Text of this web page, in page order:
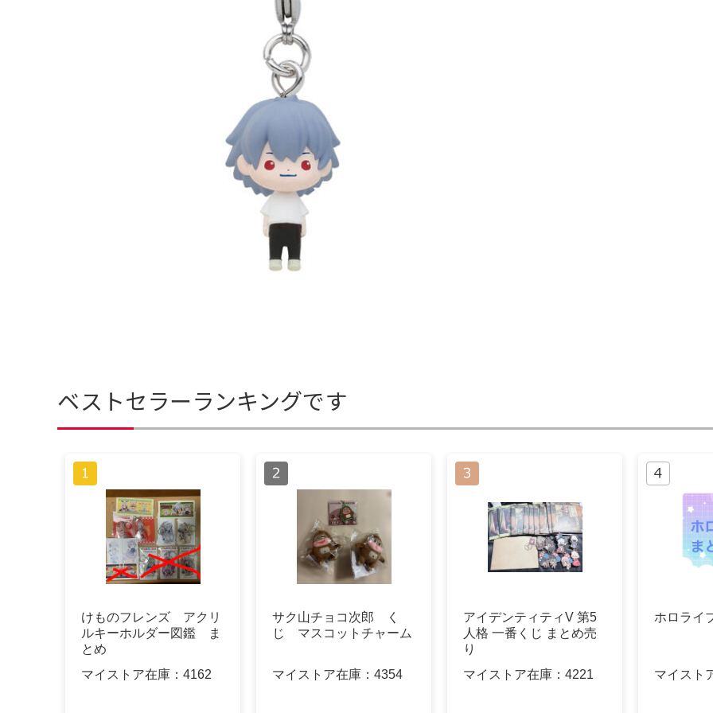
ベストセラーランキングです
けものフレンズ アクリ
ルキーホルダー図鑑 ま
とめ
マイストア在庫： 4162
サク山チョコ次郎 く
じ マスコットチャーム
マイストア在庫： 4354
アイデンティティV 第5
人格 一番くじ まとめ売
り
マイストア在庫： 4221
ホロライ
マイスト